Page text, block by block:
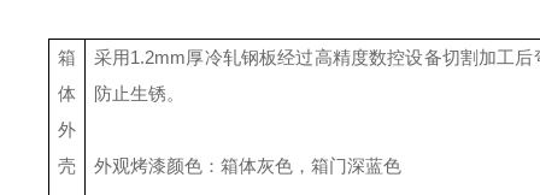
箱
体
外
壳
采用1.2mm厚冷轧钢板经过高精度数控设备切割加工
防止生锈。
外观烤漆颜色：箱体灰色，箱门深蓝色